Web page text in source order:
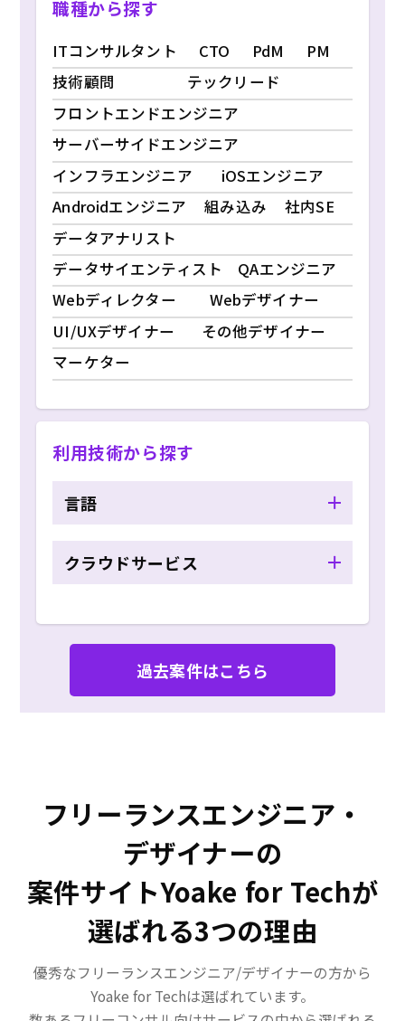
職種から探す
ITコンサルタント CTO PdM
PM
技術顧問
テックリード
フロントエンドエンジニア
サーバーサイドエンジニア
インフラエンジニア
iOSエンジニア
Androidエンジニア
組み込み
社内SE
データアナリスト
データサイエンティスト
QAエンジニア
Webディレクター
Webデザイナー
UI/UXデザイナー
その他デザイナー
マーケター
利用技術から探す
言語
クラウドサービス
過去案件はこちら
フリーランスエンジニア・
デザイナーの
案件サイトYoake for Techが
選ばれる3つの理由
優秀なフリーランスエンジニア/デザイナーの方から
Yoake for Techは選ばれています。